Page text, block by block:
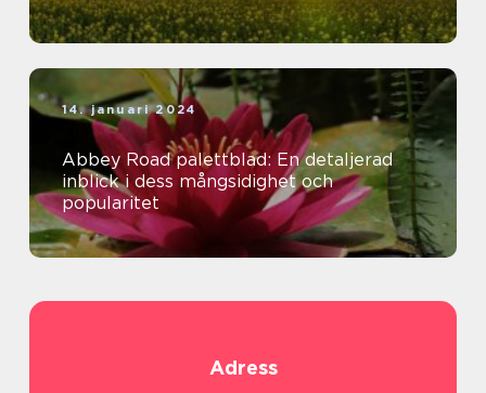
14. januari 2024
Abbey Road palettblad: En detaljerad
inblick i dess mångsidighet och
popularitet
Adress